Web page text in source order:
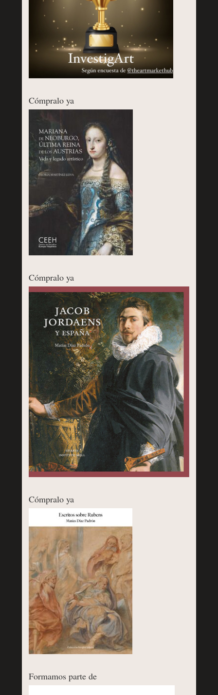
Cómpralo ya
Cómpralo ya
Cómpralo ya
Formamos parte de